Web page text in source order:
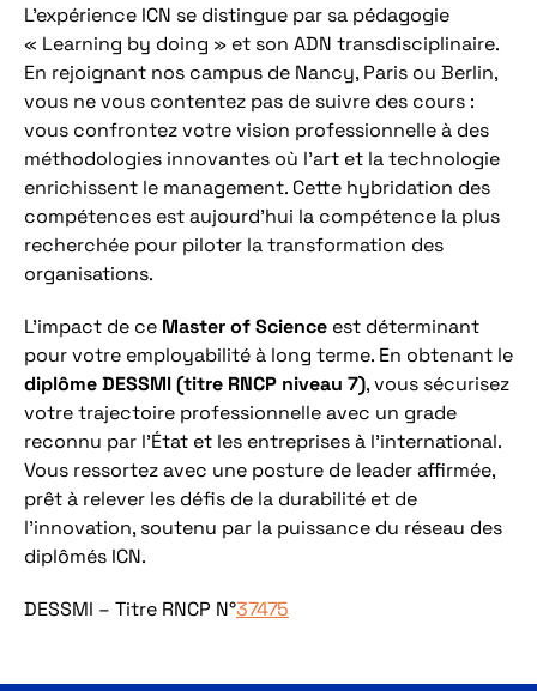
L’expérience ICN se distingue par sa pédagogie
« Learning by doing » et son ADN transdisciplinaire.
En rejoignant nos campus de Nancy, Paris ou Berlin,
vous ne vous contentez pas de suivre des cours :
vous confrontez votre vision professionnelle à des
méthodologies innovantes où l’art et la technologie
enrichissent le management. Cette hybridation des
compétences est aujourd’hui la compétence la plus
recherchée pour piloter la transformation des
organisations.
L’impact de ce Master of Science est déterminant
pour votre employabilité à long terme. En obtenant le
diplôme DESSMI (titre RNCP niveau 7), vous sécurisez
votre trajectoire professionnelle avec un grade
reconnu par l’État et les entreprises à l’international.
Vous ressortez avec une posture de leader affirmée,
prêt à relever les défis de la durabilité et de
l’innovation, soutenu par la puissance du réseau des
diplômés ICN.
DESSMI – Titre RNCP N°37475